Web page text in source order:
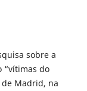
sobre a
“vítimas do
Madrid, na